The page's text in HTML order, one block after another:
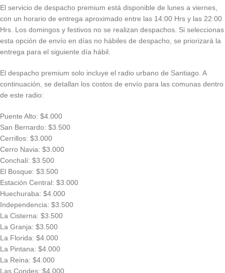
El servicio de despacho premium está disponible de lunes a viernes,
con un horario de entrega aproximado entre las 14:00 Hrs y las 22:00
Hrs. Los domingos y festivos no se realizan despachos. Si seleccionas
esta opción de envío en días no hábiles de despacho, se priorizará la
entrega para el siguiente día hábil.
El despacho premium solo incluye el radio urbano de Santiago. A
continuación, se detallan los costos de envío para las comunas dentro
de este radio:
Puente Alto: $4.000
San Bernardo: $3.500
Cerrillos: $3.000
Cerro Navia: $3.000
Conchalí: $3.500
El Bosque: $3.500
Estación Central: $3.000
Huechuraba: $4.000
Independencia: $3.500
La Cisterna: $3.500
La Granja: $3.500
La Florida: $4.000
La Pintana: $4.000
La Reina: $4.000
Las Condes: $4.000